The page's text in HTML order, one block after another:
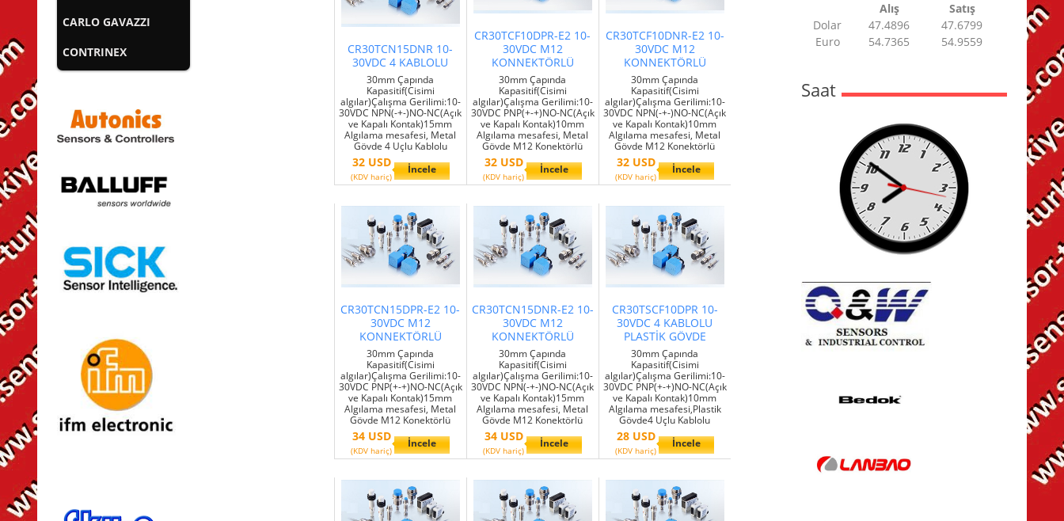
CARLO GAVAZZI
CONTRINEX
CR30TCN15DNR 10-
30VDC 4 KABLOLU
30mm Çapında
Kapasitif(Cisimi
algılar)Çalışma Gerilimi:10-
30VDC NPN(-+-)NO-NC(Açık
ve Kapalı Kontak)15mm
Algılama mesafesi, Metal
Gövde 4 Uçlu Kablolu
32 USD
(KDV hariç)
İncele
CR30TCF10DPR-E2 10-
30VDC M12
KONNEKTÖRLÜ
30mm Çapında
Kapasitif(Cisimi
algılar)Çalışma Gerilimi:10-
30VDC PNP(+-+)NO-NC(Açık
ve Kapalı Kontak)10mm
Algılama mesafesi, Metal
Gövde M12 Konektörlü
32 USD
(KDV hariç)
İncele
CR30TCF10DNR-E2 10-
30VDC M12
KONNEKTÖRLÜ
30mm Çapında
Kapasitif(Cisimi
algılar)Çalışma Gerilimi:10-
30VDC NPN(-+-)NO-NC(Açık
ve Kapalı Kontak)10mm
Algılama mesafesi, Metal
Gövde M12 Konektörlü
32 USD
(KDV hariç)
İncele
CR30TCN15DPR-E2 10-
30VDC M12
KONNEKTÖRLÜ
30mm Çapında
Kapasitif(Cisimi
algılar)Çalışma Gerilimi:10-
30VDC PNP(+-+)NO-NC(Açık
ve Kapalı Kontak)15mm
Algılama mesafesi, Metal
Gövde M12 Konektörlü
34 USD
(KDV hariç)
İncele
CR30TCN15DNR-E2 10-
30VDC M12
KONNEKTÖRLÜ
30mm Çapında
Kapasitif(Cisimi
algılar)Çalışma Gerilimi:10-
30VDC NPN(-+-)NO-NC(Açık
ve Kapalı Kontak)15mm
Algılama mesafesi, Metal
Gövde M12 Konektörlü
34 USD
(KDV hariç)
İncele
CR30TSCF10DPR 10-
30VDC 4 KABLOLU
PLASTİK GÖVDE
30mm Çapında
Kapasitif(Cisimi
algılar)Çalışma Gerilimi:10-
30VDC PNP(+-+)NO-NC(Açık
ve Kapalı Kontak)10mm
Algılama mesafesi,Plastik
Gövde4 Uçlu Kablolu
28 USD
(KDV hariç)
İncele
Alış
Satış
Dolar
47.4896
47.6799
Euro
54.7365 54.9559
Saat